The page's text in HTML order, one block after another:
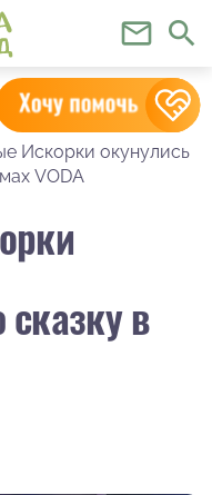
mail_outline search
Искорки окунулись
VODA
в